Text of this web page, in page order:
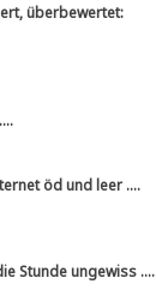
überbewertet:
öd und leer ....
Stunde ungewiss ....